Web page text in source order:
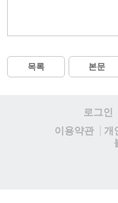
목록 본문
로그인
이용약관
개